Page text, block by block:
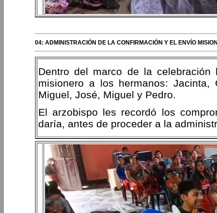
04: ADMINISTRACIÓN DE LA CONFIRMACIÓN Y EL ENVÍO
Dentro del marco de la
misionero a los hermanos: Jacinta,
Miguel, José, Miguel y Pedro.
El arzobispo les recordó los
daría, antes de proceder a la